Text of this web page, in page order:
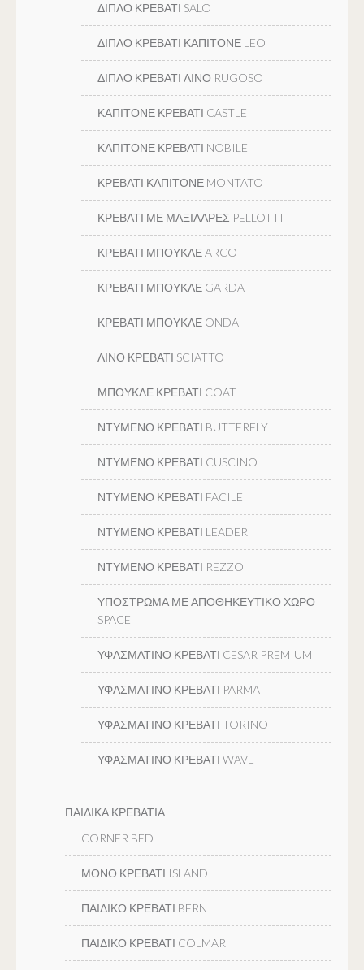
ΔΙΠΛΟ ΚΡΕΒΑΤΙ SALO
ΔΙΠΛΟ ΚΡΕΒΑΤΙ ΚΑΠΙΤΟΝΕ LEO
ΔΙΠΛΟ ΚΡΕΒΑΤΙ ΛΙΝΟ RUGOSO
ΚΑΠΙΤΟΝΕ ΚΡΕΒΑΤΙ CASTLE
ΚΑΠΙΤΟΝΕ ΚΡΕΒΑΤΙ NOBILE
ΚΡΕΒΑΤΙ ΚΑΠΙΤΟΝΕ MONTATO
ΚΡΕΒΑΤΙ ΜΕ ΜΑΞΙΛΑΡΕΣ PELLOTTI
ΚΡΕΒΑΤΙ ΜΠΟΥΚΛΕ ARCO
ΚΡΕΒΑΤΙ ΜΠΟΥΚΛΕ GARDA
ΚΡΕΒΑΤΙ ΜΠΟΥΚΛΕ ONDA
ΛΙΝΟ ΚΡΕΒΑΤΙ SCIATTO
ΜΠΟΥΚΛΕ ΚΡΕΒΑΤΙ COAT
ΝΤΥΜΕΝΟ ΚΡΕΒΑΤΙ BUTTERFLY
ΝΤΥΜΕΝΟ ΚΡΕΒΑΤΙ CUSCINO
ΝΤΥΜΕΝΟ ΚΡΕΒΑΤΙ FACILE
ΝΤΥΜΕΝΟ ΚΡΕΒΑΤΙ LEADER
ΝΤΥΜΕΝΟ ΚΡΕΒΑΤΙ REZZO
ΥΠΟΣΤΡΩΜΑ ΜΕ ΑΠΟΘΗΚΕΥΤΙΚΟ ΧΩΡΟ
SPACE
ΥΦΑΣΜΑΤΙΝΟ ΚΡΕΒΑΤΙ CESAR PREMIUM
ΥΦΑΣΜΑΤΙΝΟ ΚΡΕΒΑΤΙ PARMA
ΥΦΑΣΜΑΤΙΝΟ ΚΡΕΒΑΤΙ TORINO
ΥΦΑΣΜΑΤΙΝΟ ΚΡΕΒΑΤΙ WAVE
ΠΑΙΔΙΚΑ ΚΡΕΒΑΤΙΑ
CORNER BED
ΜΟΝΟ ΚΡΕΒΑΤΙ ISLAND
ΠΑΙΔΙΚΟ ΚΡΕΒΑΤΙ BERN
ΠΑΙΔΙΚΟ ΚΡΕΒΑΤΙ COLMAR